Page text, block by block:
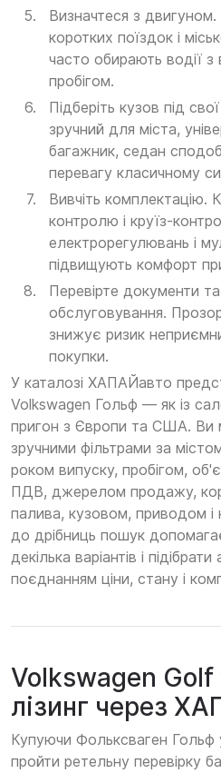
Визначтеся з
коротких поїздок і
часто обирають водії з
пробігом.
Підберіть кузов під
зручний для міста,
багажник, седан
перевагу класичному
Вивчіть комплектацію.
контролю і круїз-
електрорегулювань і
підвищують комфорт
Перевірте документи та
обслуговування.
знижує ризик
покупки.
У каталозі ХАПАЙавто
Volkswagen Гольф — як із
пригон з Європи та США. Ви
зручними фільтрами за
роком випуску, пробігом,
ПДВ, джерелом продажу,
палива, кузовом, приводом
до дрібниць пошук
декілька варіантів і
поєднанням ціни, стану і
Volkswagen Golf
лізинг через
Купуючи Фольксваген Гольф
пройти ретельну перевірку